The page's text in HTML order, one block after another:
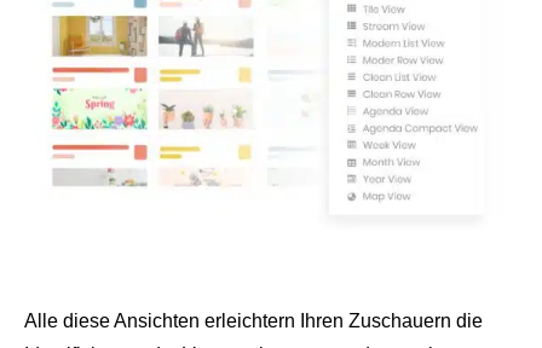
Alle diese Ansichten erleichtern Ihren Zuschauern die